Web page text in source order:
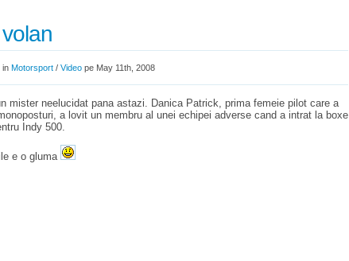
in Motorsport / Video pe May 11th, 2008
mister neelucidat pana astazi. Danica Patrick, prima femeie pilot care a
a lovit un membru al unei echipei adverse cand a intrat la boxe
Indy 500.
e o gluma